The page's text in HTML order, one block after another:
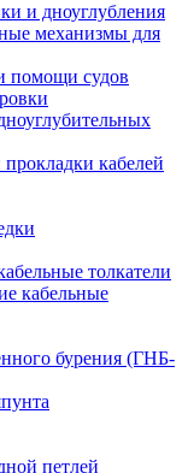
и дноуглубления
механизмы для
помощи судов
кабелей
толкатели
кабельные
бурения (ГНБ-
петлей